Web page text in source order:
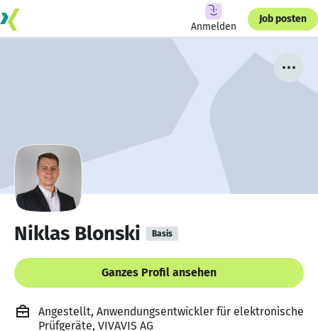
Anmelden
Job posten
Niklas Blonski Basis
Ganzes Profil ansehen
Angestellt, Anwendungsentwickler für elektronische
Prüfgeräte, VIVAVIS AG